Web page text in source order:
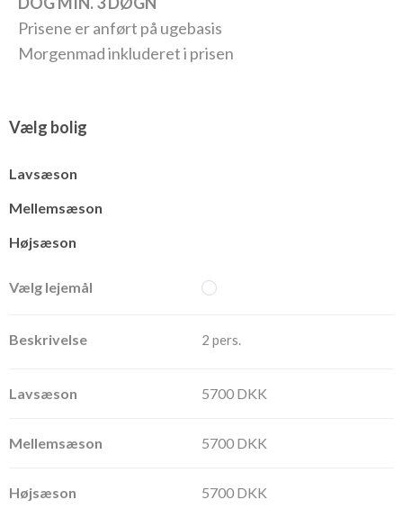
Prisene er anført på ugebasis
Morgenmad inkluderet i prisen
Vælg bolig
Lavsæson
Mellemsæson
Højsæson
2 pers.
5700 DKK
5700 DKK
5700 DKK